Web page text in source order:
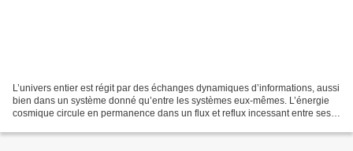
L’univers entier est régit par des échanges dynamiques d’informations, aussi
bien dans un système donné qu’entre les systèmes eux-mêmes. L’énergie
cosmique circule en permanence dans un flux et reflux incessant entre ses